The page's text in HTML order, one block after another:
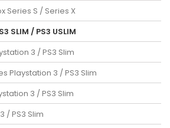
Series S / Series X
SLIM / PS3 USLIM
3 / PS3 Slim
Playstation 3 / PS3 Slim
3 / PS3 Slim
/ PS3 Slim